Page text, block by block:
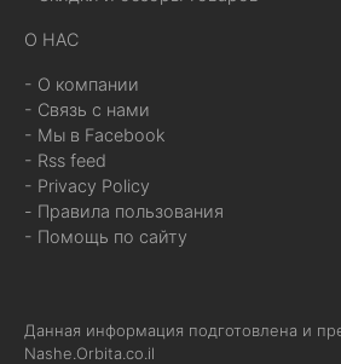
О НАС
- О компании
- Связь с нами
- Мы в Facebook
- Rss feed
- Privacy Policy
- Правила пользования
- Помощь по сайту
Данная информация подготовлена и
Nashe.Orbita.co.il